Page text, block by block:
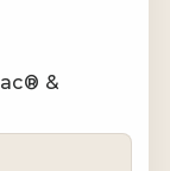
&